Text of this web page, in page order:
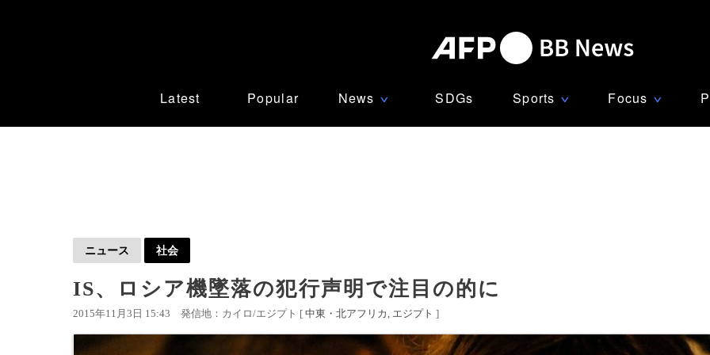
Latest Popular News ∨ SDGs Sports ∨ Focus ∨
ニュース 社会
IS、ロシア機墜落の犯行声明で注目の的に
2015年11月3日 15:43 発信地：カイロ/エジプト [ 中東・北アフリカ エジプト ]